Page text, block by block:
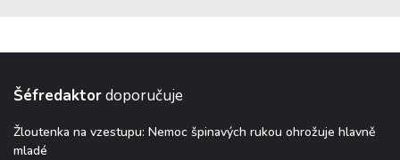
Šéfredaktordoporučuje
Žloutenka na vzestupu: Nemoc špinavých rukou ohrožuje hlavně
mladé